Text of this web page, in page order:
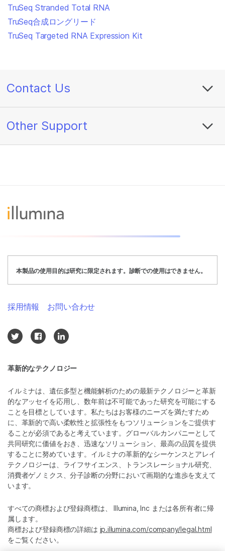
TruSeq Stranded Total RNA
TruSeq合成ロングリード
TruSeq Targeted RNA Expression Kit
Contact Us
Other Support
本製品の使用目的は研究に限定されます。診断での使用はできません。
革新的なテクノロジー
イルミナは、遺伝多型と機能解析のための最新テクノロジーと革新
的なアッセイを応用し、数年前は不可能であった研究を可能にする
ことを目標としています。私たちはお客様のニーズを満たすため
に、革新的で高い柔軟性と拡張性をもつソリューションをご提供す
ることが必須であると考えています。グローバルカンパニーとして
共同研究に価値をおき、迅速なソリューション、最高の品質を提供
することに努めています。イルミナの革新的なシーケンスとアレイ
テクノロジーは、ライフサイエンス、トランスレーショナル研究、
消費者ゲノミクス、分子診断の分野において画期的な進歩を支えて
います。
すべての商標および登録商標は、 Illumina, Inc または各所有者に帰
属します。
商標および登録商標の詳細は jp.illumina.com/company/legal.html
をご覧ください。
採用情報 お問い合わせ